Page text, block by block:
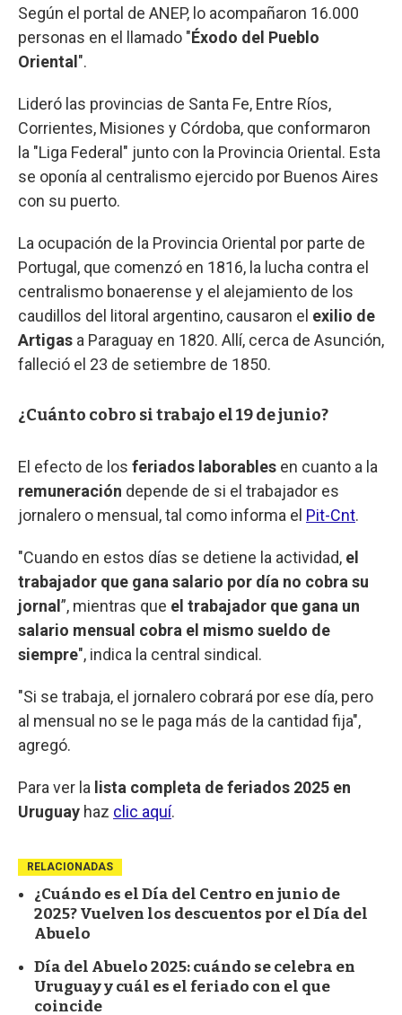
Según el portal de ANEP, lo acompañaron 16.000
personas en el llamado "Éxodo del Pueblo
Oriental ".
Lideró las provincias de Santa Fe, Entre Ríos,
Corrientes, Misiones y Córdoba, que conformaron
la "Liga Federal" junto con la Provincia Oriental. Esta
se oponía al centralismo ejercido por Buenos Aires
con su puerto.
La ocupación de la Provincia Oriental por parte de
Portugal, que comenzó en 1816, la lucha contra el
centralismo bonaerense y el alejamiento de los
caudillos del litoral argentino, causaron el exilio de
Artigas a Paraguay en 1820. Allí, cerca de Asunción,
falleció el 23 de setiembre de 1850.
¿Cuánto cobro si trabajo el 19 de junio?
El efecto de los feriados laborables en cuanto a la
remuneración depende de si el trabajador es
jornalero o mensual, tal como informa el Pit-Cnt.
"Cuando en estos días se detiene la actividad, el
trabajador que gana salario por día no cobra su
jornal ”, mientras que el trabajador que gana un
salario mensual cobra el mismo sueldo de
siempre", indica la central sindical.
"Si se trabaja, el jornalero cobrará por ese día, pero
al mensual no se le paga más de la cantidad fija",
agregó.
Para ver la lista completa de feriados 2025 en
Uruguay haz clic aquí.
RELACIONADAS
¿Cuándo es el Día del Centro en junio de
2025? Vuelven los descuentos por el Día del
Abuelo
Día del Abuelo 2025: cuándo se celebra en
Uruguay y cuál es el feriado con el que
coincide